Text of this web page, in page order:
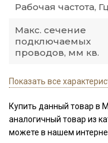
Рабочая частота, Гц
Макс. сечение
подключаемых
проводов, мм кв.
Показать все
Купить данный товар в
аналогичный товар из
можете в нашем